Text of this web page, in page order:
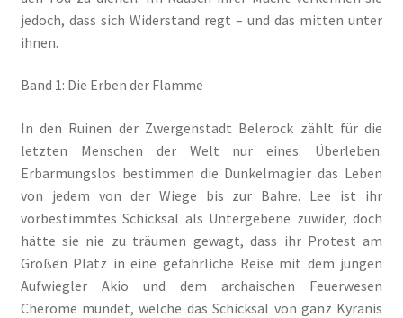
Die Silberwölfe
Drachen Diebe und Dämonen
Echtheit von Bewertungen
Edition Wilde Wölfe
Ein Mr. Grey mit Pelz – Emma & Nikita
Einzel Romane
jedoch, dass sich Widerstand regt – und das mitten unter
ihnen.
Band 1: Die Erben der Flamme
In den Ruinen der Zwergenstadt Belerock zählt für die
letzten Menschen der Welt nur eines: Überleben.
Erbarmungslos bestimmen die Dunkelmagier das Leben
von jedem von der Wiege bis zur Bahre. Lee ist ihr
vorbestimmtes Schicksal als Untergebene zuwider, doch
hätte sie nie zu träumen gewagt, dass ihr Protest am
Großen Platz in eine gefährliche Reise mit dem jungen
Aufwiegler Akio und dem archaischen Feuerwesen
Cherome mündet, welche das Schicksal von ganz Kyranis